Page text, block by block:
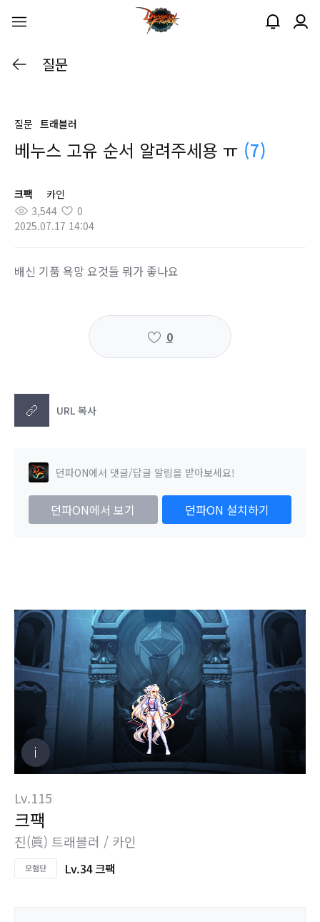
질문
질문 트래블러
베누스 고유 순서 알려주세용 ㅠ (7)
크팩
카인
3,544
0
2025.07.17 14:04
배신 기품 욕망 요것들 뭐가 좋나요
0
URL 복사
던파ON에서 댓글/답글 알림을 받아보세요!
던파ON에서 보기 던파ON 설치하기
Lv.115
크팩
진(眞) 트래블러 / 카인
Lv.34 크팩